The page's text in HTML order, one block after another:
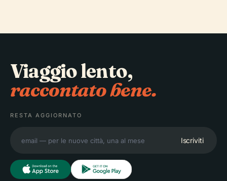
Viaggio lento,
raccontato bene.
RESTA AGGIORNATO
Iscriviti